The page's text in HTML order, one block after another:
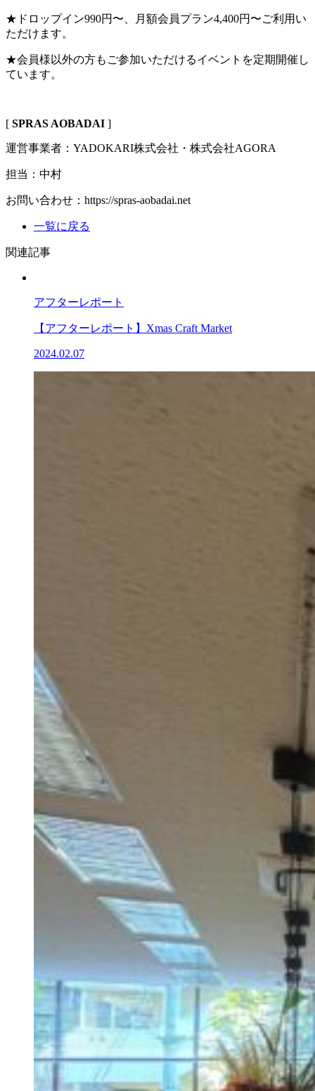
★ドロップイン990円〜、月額会員プラン4,400円〜ご利用い
ただけます。
★会員様以外の方もご参加いただけるイベントを定期開催し
ています。
[ SPRAS AOBADAI ]
運営事業者：YADOKARI株式会社・株式会社AGORA
担当：中村
お問い合わせ：https://spras-aobadai.net
一覧に戻る
関連記事
アフターレポート
【アフターレポート】Xmas Craft Market
2024.02.07